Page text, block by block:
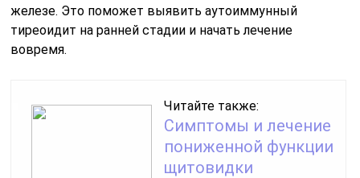
железе. Это поможет выявить аутоиммунный
тиреоидит на ранней стадии и начать лечение
вовремя.
Читайте также:
Симптомы и лечение
пониженной функции
щитовидки